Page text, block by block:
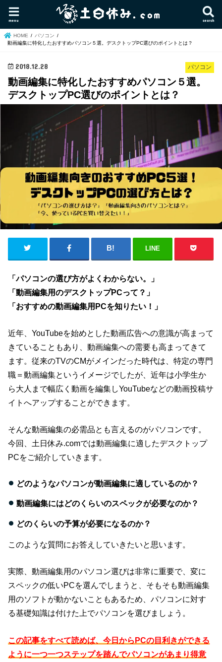
search
menu
HOME
パソコン
動画編集に特化したおすすめパソコン５選。デスクトップPC選びのポイントとは？
パソコン
2018.12.28
動画編集に特化したおすすめパソコン５選。
デスクトップPC選びのポイントとは？
LINE
「パソコンの選び方がよくわからない。」
「動画編集用のデスクトップPCって？」
「おすすめの動画編集用PCを知りたい！」
近年、YouTubeを始めとした動画広告への意識が高まって
きていることもあり、動画編集への需要も高まってきて
ます。従来のTVのCMがメインだった時代は、特定の専門
職＝動画編集というイメージでしたが、近年は小学生か
ら大人まで幅広く動画を編集しYouTubeなどの動画投稿サ
イトへアップすることができます。
そんな動画編集の必需品とも言えるのがパソコンです。
今回、土日休み.comでは動画編集に適したデスクトップ
PCをご紹介していきます。
どのようなパソコンが動画編集に適しているのか？
動画編集にはどのくらいのスペックが必要なのか？
どのくらいの予算が必要になるのか？
このような質問にお答えしていきたいと思います。
実際、動画編集用のパソコン選びは非常に重要で、変に
スペックの低いPCを選んでしまうと、そもそも動画編集
用のソフトが動かないこともあるため、パソコンに対す
る基礎知識は付けた上でパソコンを選びましょう。
この記事をすべて読めば、今日からPCの目利きができる
ように一つ一つステップを踏んでパソコンがあまり得意